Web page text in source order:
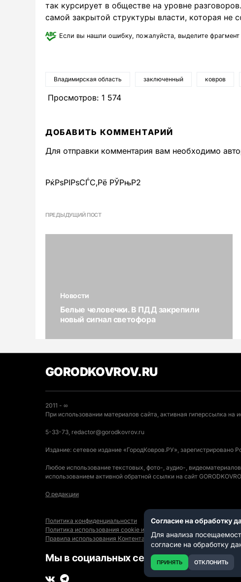
так курсирует в обществе на уровне
самой закрытой структуры власти, которая не
Если вы нашли ошибку, пожалуйста, выделите
Владимирская область заключенный ковров
Просмотров: 1 574
ДОБАВИТЬ КОММЕНТАРИЙ
Для отправки комментария вам необходимо
РќРѕРІРѕСЃС‚Рё РЎРњР2
ПРЕДЫДУЩИЙ ПОСТ
Новости
Белые человечки. В ПДД закрепили
новый сигнал светофора
GORODKOVROV.RU
2011 - ∞
При использовании материалов сайта, активная гиперссылка на
5-33-73, redactor@gorodkovrov.ru
Издание: сетевое издание «ГородКовров.РУ»,
Любое использование текстовых, фото-, аудио-,
использованием активной обратной ссылки на сайт
О редакции
Политика конфиденциальности
Политика использования cookie и автоматического логирования
Правила использования Контента
Мы в социальных сетях:
Согласие на обработку
Для анализа
согласие на обработку
ПРИНЯТЬ ОТКЛОНИТЬ